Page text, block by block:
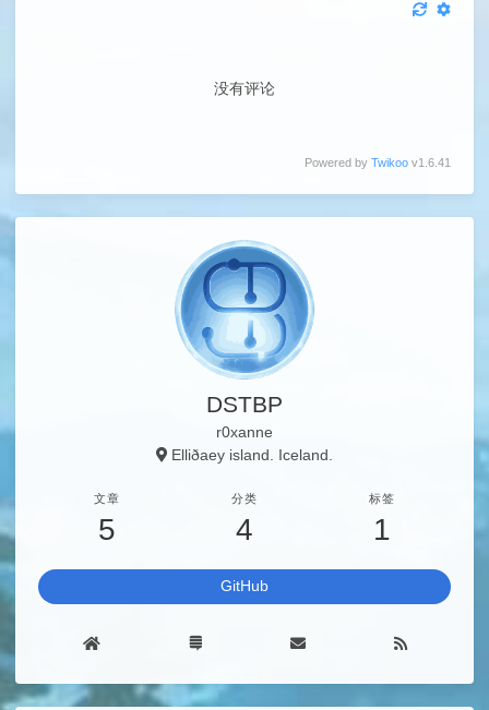
没有评论
Powered by Twikoo v1.6.41
DSTBP
r0xanne
Elliðaey island. Iceland.
文章
5
分类
4
标签
1
GitHub